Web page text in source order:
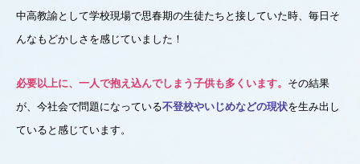
中高教諭として学校現場で思春期の生徒たちと接していた時、毎日そ
んなもどかしさを感じていました！
必要以上に、一人で抱え込んでしまう子供も多くいます。 その結果
が、今社会で問題になっている不登校やいじめなどの現状を生み出し
ていると感じています。